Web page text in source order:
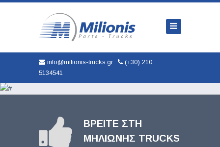
Φορτηγά
Ανταλλακτικά
Μεταχειρισμένα
Καινούρια
Αυτοκινητα
info@milionis-trucks.gr
(+30) 210
5134541
ΒΡΕΙΤΕ ΣΤΗ
ΜΗΛΙΏΝΗΣ TRUCKS